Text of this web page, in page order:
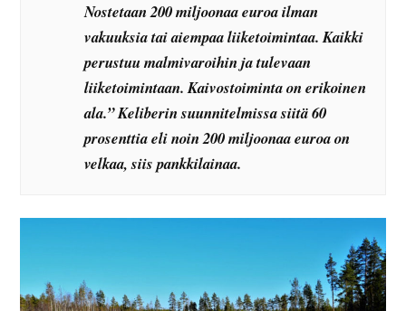
Nostetaan 200 miljoonaa euroa ilman
vakuuksia tai aiempaa liiketoimintaa. Kaikki
perustuu malmivaroihin ja tulevaan
liiketoimintaan. Kaivostoiminta on erikoinen
ala.” Keliberin suunnitelmissa siitä 60
prosenttia eli noin 200 miljoonaa euroa on
velkaa, siis pankkilainaa.